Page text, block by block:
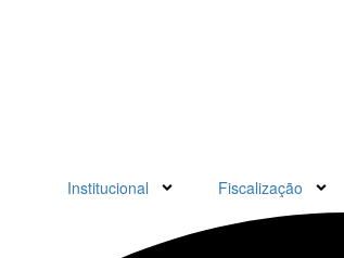
Institucional Fiscalização